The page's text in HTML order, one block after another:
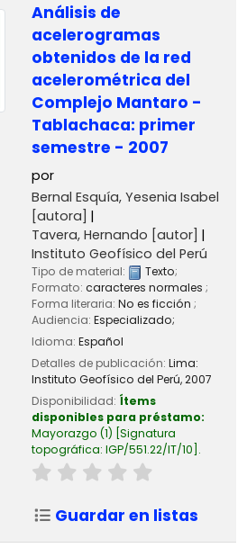
Análisis de
acelerogramas
obtenidos de la red
acelerométrica del
Complejo Mantaro -
Tablachaca: primer
semestre - 2007
por
Bernal Esquía, Yesenia Isabel
[autora]
Tavera, Hernando [autor]
Instituto Geofísico del Perú
Tipo de material: Texto;
Formato: caracteres normales ;
Forma literaria: No es ficción ;
Audiencia: Especializado;
Idioma: Español
Detalles de publicación: Lima:
Instituto Geofísico del Perú,2007
Disponibilidad: Ítems
disponibles para préstamo:
Mayorazgo (1) Signatura
topográfica: IGP/551.22/IT/10 .
Guardar en listas